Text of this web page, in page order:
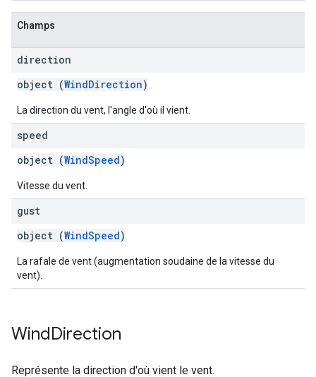
Champs
direction
object (WindDirection)
La direction du vent, l'angle d'où il vient.
speed
object (WindSpeed)
Vitesse du vent.
gust
object (WindSpeed)
La rafale de vent (augmentation soudaine de la vitesse du
vent).
WindDirection
Représente la direction d'où vient le vent.